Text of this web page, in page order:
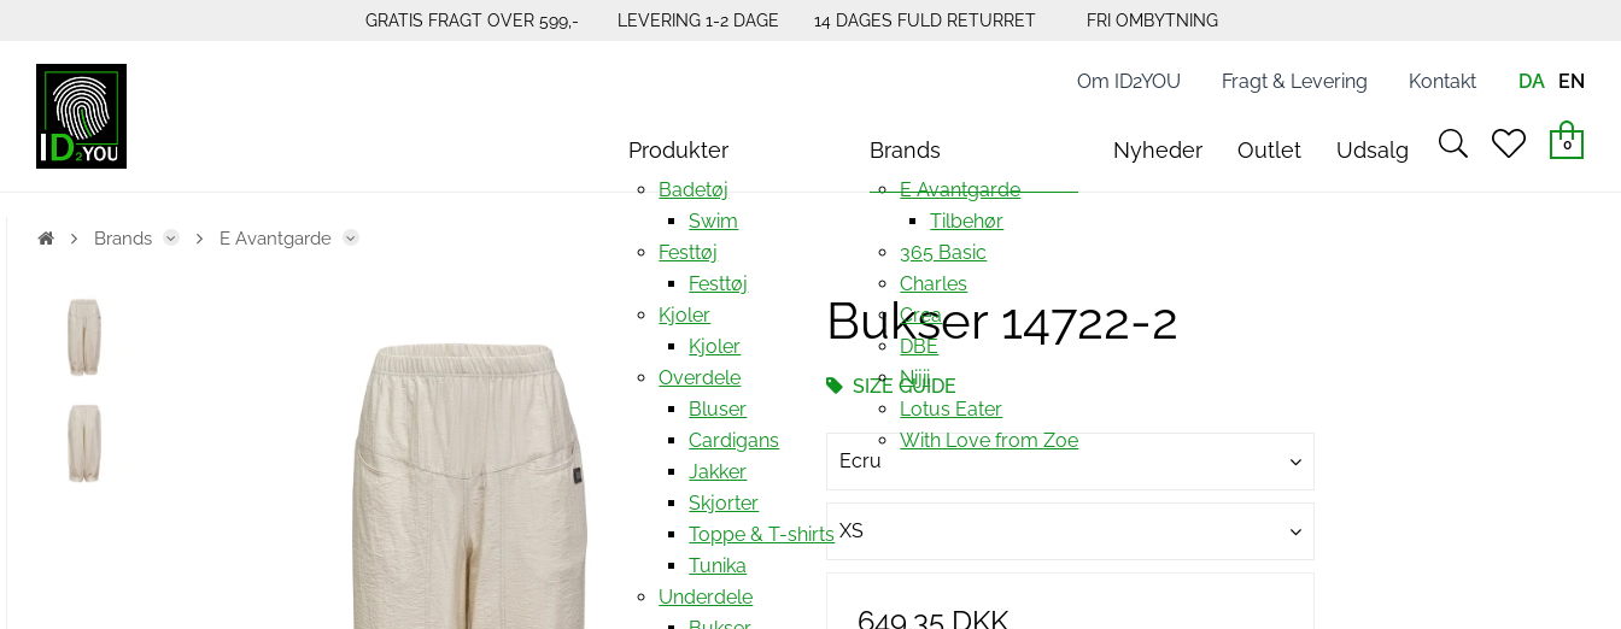
GRATIS FRAGT OVER 599,- LEVERING 1-2 DAGE 14 DAGES FULD RETURRET FRI OMBYTNING
Produkter
Badetøj
Swim
Festtøj
Festtøj
Kjoler
Kjoler
Overdele
Bluser
Cardigans
Jakker
Skjorter
Toppe & T-shirts
Tunika
Underdele
Brands
E Avantgarde
Tilbehør
365 Basic
Charles
Crea
DBE
Nijii
Lotus Eater
With Love from Zoe
Nyheder Outlet Udsalg
searchheart
0
Om ID2YOU Fragt & Levering Kontakt DA EN
Brands E Avantgarde
Bukser 14722-2
SIZE GUIDE
Ecru
XS
649,35 DKK